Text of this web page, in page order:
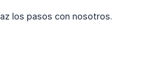
los pasos con nosotros.